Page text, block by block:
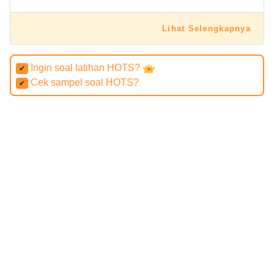
Lihat Selengkapnya
✔ Ingin soal latihan HOTS?
✔ Cek sampel soal HOTS?